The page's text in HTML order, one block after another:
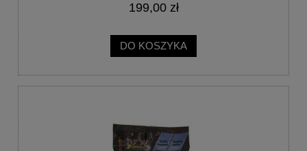
199,00 zł
DO KOSZYKA